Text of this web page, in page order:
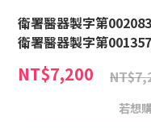
衛署醫器製字第
衛署醫器製字第
NT$7,200
若想